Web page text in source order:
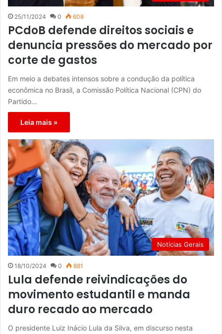
25/11/2024 0 608
PCdoB defende direitos sociais e
denuncia pressões do mercado por
corte de gastos
Em meio a debates intensos sobre a condução da política
econômica no Brasil, a Comissão Política Nacional (CPN) do
Partido…
Leia mais »
Notícias Gerais
18/10/2024 0 881
Lula defende reivindicações do
movimento estudantil e manda
duro recado ao mercado
O presidente Luiz Inácio Lula da Silva, em discurso nesta